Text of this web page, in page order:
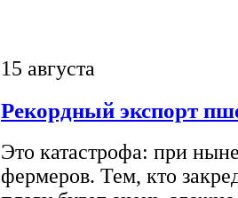
15 августа
Рекордный экспорт
Это катастрофа: при
фермеров. Тем, кто